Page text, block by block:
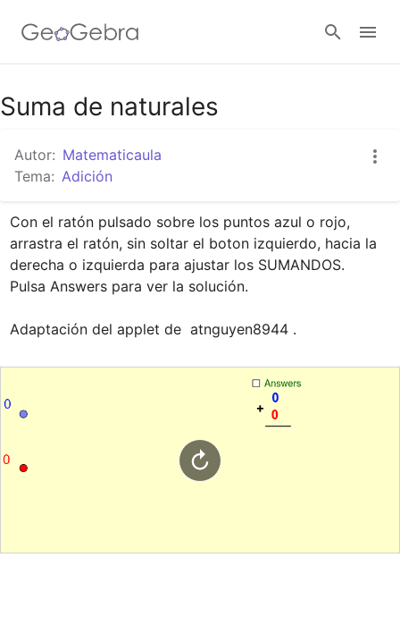
Google Classroom
GeoGebra Classroom
Abrir sesión
Suma de naturales
Autor: Matematicaula
Tema: Adición
Con el ratón pulsado sobre los puntos azul o rojo,
arrastra el ratón, sin soltar el boton izquierdo, hacia la
derecha o izquierda para ajustar los SUMANDOS.
Pulsa Answers para ver la solución.
Adaptación del applet de  atnguyen8944 .